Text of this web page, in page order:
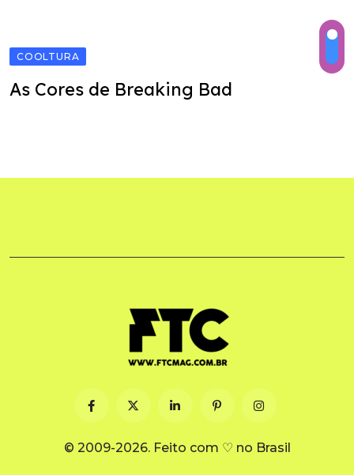
COOLTURA
As Cores de Breaking Bad
© 2009-2026. Feito com ♡ no Brasil